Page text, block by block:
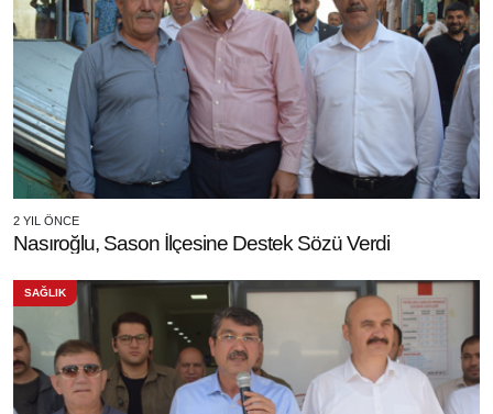
2 YIL ÖNCE
Nasıroğlu, Sason İlçesine Destek Sözü Verdi
SAĞLIK